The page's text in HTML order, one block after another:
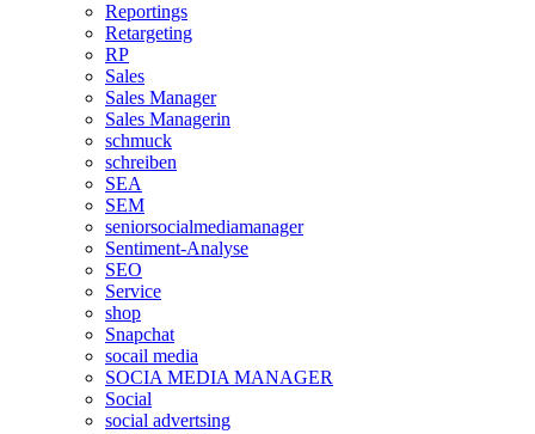
Reportings
Retargeting
RP
Sales
Sales Manager
Sales Managerin
schmuck
schreiben
SEA
SEM
seniorsocialmediamanager
Sentiment-Analyse
SEO
Service
shop
Snapchat
socail media
SOCIA MEDIA MANAGER
Social
social advertsing